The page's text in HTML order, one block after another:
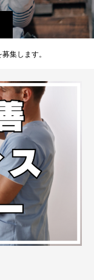
集します。